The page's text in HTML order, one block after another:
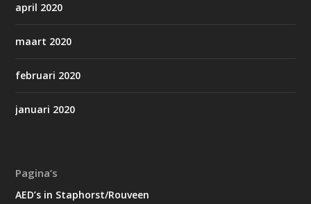
april 2020
maart 2020
februari 2020
januari 2020
Pagina’s
AED’s in Staphorst/Rouveen